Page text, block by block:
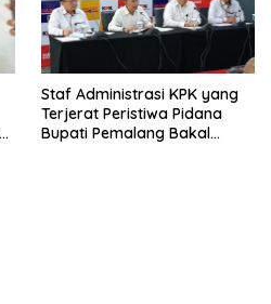
Staf Administrasi KPK yang
Terjerat Peristiwa Pidana
Bupati Pemalang Bakal